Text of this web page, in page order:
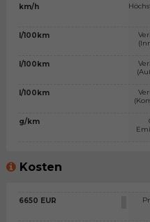
km/h
l/100km
l/100km
l/100km
g/km
Kosten
6650 EUR